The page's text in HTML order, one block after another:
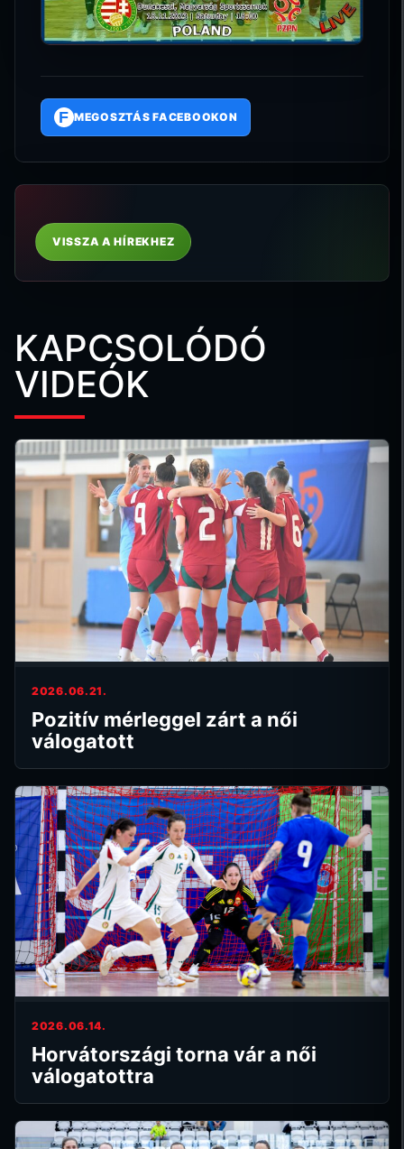
F MEGOSZTÁS FACEBOOKON
VISSZA A HÍREKHEZ
KAPCSOLÓDÓ
VIDEÓK
2026.06.21.
Pozitív mérleggel zárt a női
válogatott
2026.06.14.
Horvátországi torna vár a női
válogatottra